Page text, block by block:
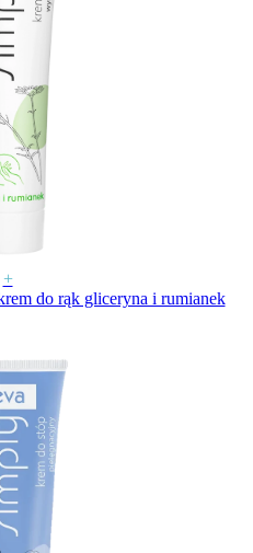
+
do rąk gliceryna i rumianek